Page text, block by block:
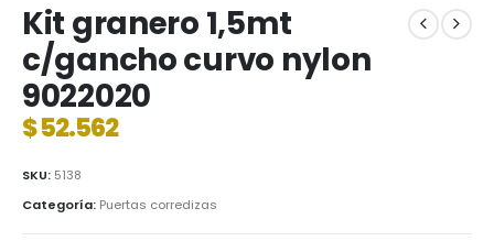
Kit granero 1,5mt
c/gancho curvo nylon
9022020
$52.562
SKU: 5138
Categoría: Puertas corredizas